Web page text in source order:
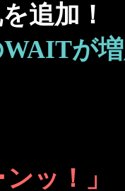
追加！
が
ッ！」